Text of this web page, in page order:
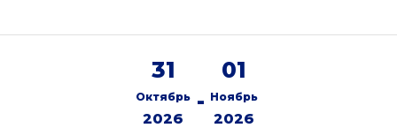
31
Октябрь
2026
-
01
Ноябрь
2026